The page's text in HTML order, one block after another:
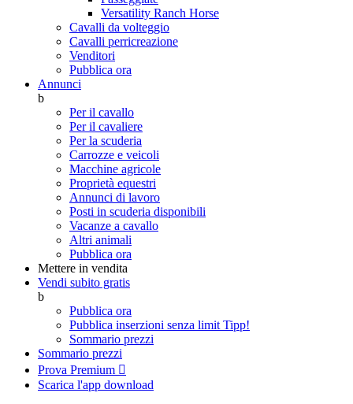
Versatility Ranch Horse
Cavalli da volteggio
Cavalli perricreazione
Venditori
Pubblica ora
Annunci
b
Per il cavallo
Per il cavaliere
Per la scuderia
Carrozze e veicoli
Macchine agricole
Proprietà equestri
Annunci di lavoro
Posti in scuderia disponibili
Vacanze a cavallo
Altri animali
Pubblica ora
Mettere in vendita
Vendi subito gratis
b
Pubblica ora
Pubblica inserzioni senza limit Tipp!
Sommario prezzi
Sommario prezzi
Prova Premium 
Scarica l'app download